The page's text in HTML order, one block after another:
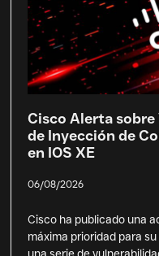
Cisco Alerta
de Inyección de
en IOS XE
06/08/2026
Cisco ha publicado una
máxima prioridad para